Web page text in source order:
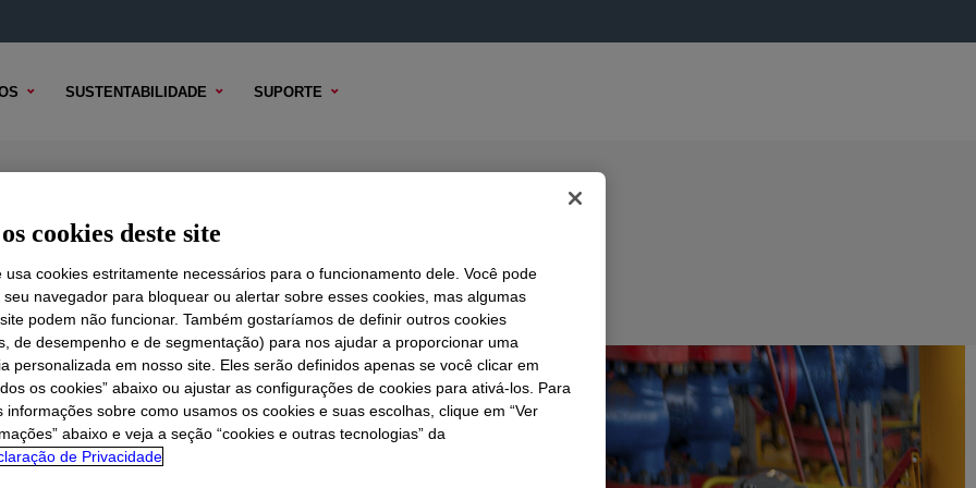
SUSTENTABILIDADE SUPORTE
TÉCNICO OPÇÕES DE AMOSTRA OPÇÕES DE COMPRA
cookies deste site
usa cookies estritamente necessários para o funcionamento dele. Você pode
navegador para bloquear ou alertar sobre esses cookies, mas algumas
podem não funcionar. Também gostaríamos de definir outros cookies
de desempenho e de segmentação) para nos ajudar a proporcionar uma
personalizada em nosso site. Eles serão definidos apenas se você clicar em
os cookies” abaixo ou ajustar as configurações de cookies para ativá-los. Para
informações sobre como usamos os cookies e suas escolhas, clique em “Ver
abaixo e veja a seção “cookies e outras tecnologias” da
de Privacidade